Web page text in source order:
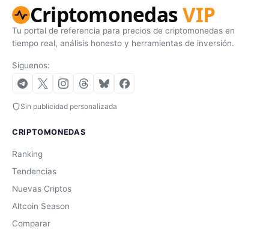
CriptomonedasVIP
Tu portal de referencia para precios de criptomonedas en
tiempo real, análisis honesto y herramientas de inversión.
Síguenos:
Sin publicidad personalizada
CRIPTOMONEDAS
Ranking
Tendencias
Nuevas Criptos
Altcoin Season
Comparar